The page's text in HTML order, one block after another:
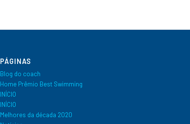
PÁGINAS
Blog do coach
Home Prêmio Best Swimming
INÍCIO
INÍCIO
Melhores da década 2020